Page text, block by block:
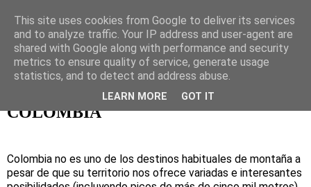
Naturaleza, ocio activo y
viajes
COLOMBIA
Colombia no es uno de los destinos habituales de montaña a
pesar de que su territorio nos ofrece variadas e interesantes
This site uses cookies from Google to deliver its services
and to analyze traffic. Your IP address and user-agent are
shared with Google along with performance and security
metrics to ensure quality of service, generate usage
statistics, and to detect and address abuse.
LEARN MORE GOT IT